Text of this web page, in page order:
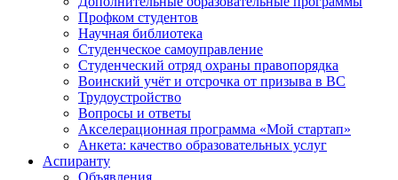
Профком студентов
Научная библиотека
Студенческое самоуправление
Студенческий отряд охраны правопорядка
Воинский учёт и отсрочка от призыва в ВС
Трудоустройство
Вопросы и ответы
Акселерационная программа «Мой стартап»
Анкета: качество образовательных услуг
Аспиранту
Объявления